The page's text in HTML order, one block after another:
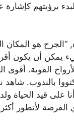
برؤيتهم كإشارة
“الجرح هو المكان
يمكن أن يكون
القوية.
بالندوب.
على قيد الحياة
الفرصة لأتطور